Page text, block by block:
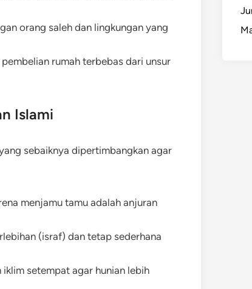
orang saleh dan lingkungan yang
rumah terbebas dari unsur
Islami
sebaiknya dipertimbangkan agar
menjamu tamu adalah anjuran
(israf) dan tetap sederhana
setempat agar hunian lebih